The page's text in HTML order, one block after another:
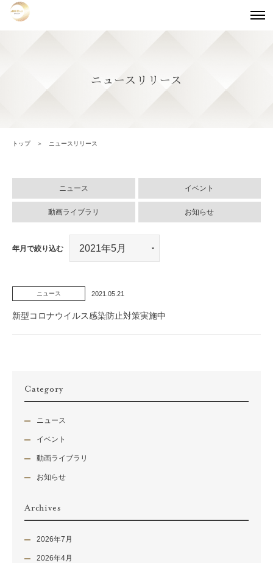
ニュースリリース
トップ ニュースリリース
ニュース イベント
動画ライブラリ お知らせ
年月で絞り込む
ニュース 2021.05.21
新型コロナウイルス感染防止対策実施中
Category
ニュース
イベント
動画ライブラリ
お知らせ
Archives
2026年7月
2026年4月